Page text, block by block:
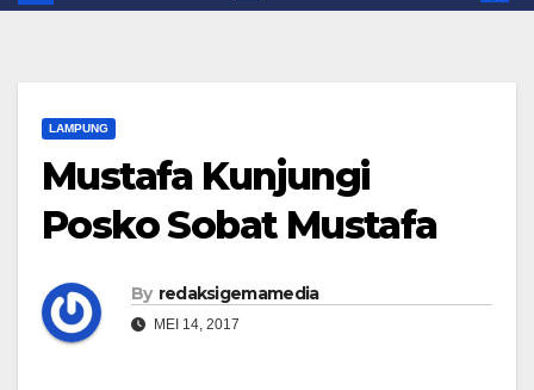
LAMPUNG
Mustafa Kunjungi
Posko Sobat Mustafa
By redaksigemamedia
MEI 14, 2017